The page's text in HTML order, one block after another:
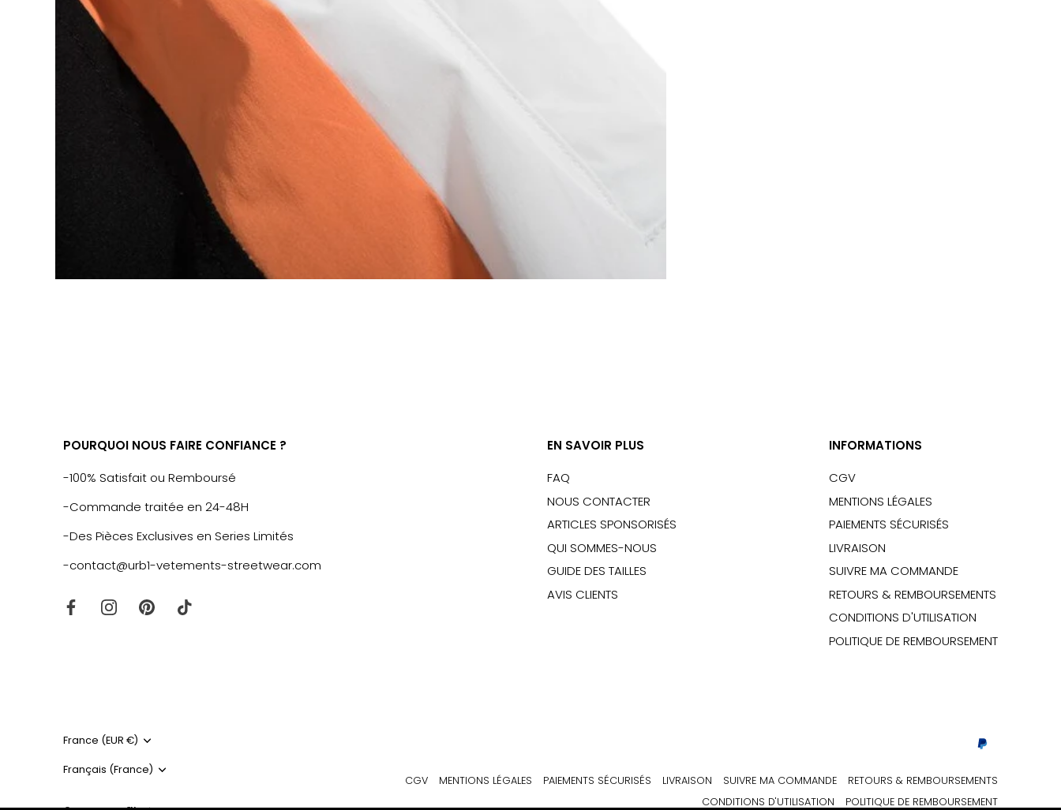
POURQUOI NOUS FAIRE CONFIANCE ?
-100% Satisfait ou Remboursé
-Commande traitée en 24-48H
-Des Pièces Exclusives en Series Limités
-contact@urb1-vetements-streetwear.com
EN SAVOIR PLUS
FAQ
NOUS CONTACTER
ARTICLES SPONSORISÉS
QUI SOMMES-NOUS
GUIDE DES TAILLES
AVIS CLIENTS
INFORMATIONS
CGV
MENTIONS LÉGALES
PAIEMENTS SÉCURISÉS
LIVRAISON
SUIVRE MA COMMANDE
RETOURS & REMBOURSEMENTS
CONDITIONS D'UTILISATION
POLITIQUE DE REMBOURSEMENT
CGV MENTIONS LÉGALES PAIEMENTS SÉCURISÉS LIVRAISON SUIVRE MA COMMANDE
RETOURS & REMBOURSEMENTS
CONDITIONS D'UTILISATION
POLITIQUE DE REMBOURSEMENT
Monnaie
France (EUR €)
Langue
Français (France)